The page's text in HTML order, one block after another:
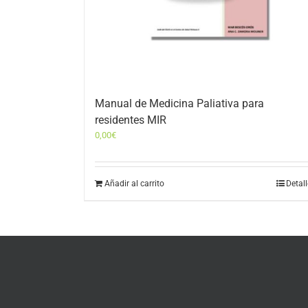
Manual de Medicina Paliativa para
residentes MIR
0,00€
Añadir al carrito